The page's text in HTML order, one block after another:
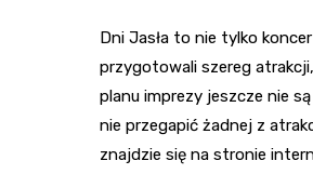
Dni Jasła to nie tylko
przygotowali szereg
planu imprezy jeszcze nie
nie przegapić żadnej z
znajdzie się na stronie